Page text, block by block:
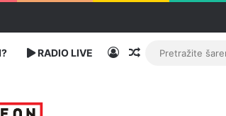
RADIO LIVE PrijavaRandom članak